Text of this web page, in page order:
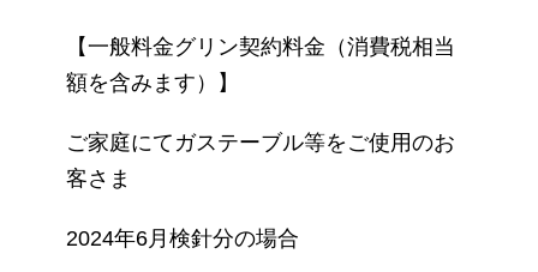
【一般料金グリン契約料金（消費税相当
額を含みます）】
ご家庭にてガステーブル等をご使用のお
客さま
2024年6月検針分の場合